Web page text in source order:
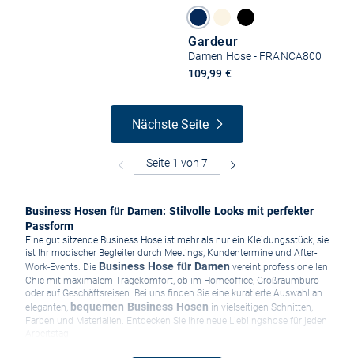
Gardeur
Damen Hose - FRANCA800
109,99 €
Nächste Seite
Business Hosen für Damen: Stilvolle Looks mit perfekter
Passform
Eine gut sitzende Business Hose ist mehr als nur ein Kleidungsstück, sie
ist Ihr modischer Begleiter durch Meetings, Kundentermine und After-
Work-Events. Die Business Hose für Damen vereint professionellen
Chic mit maximalem Tragekomfort, ob im Homeoffice, Großraumbüro
oder auf Geschäftsreisen. Bei uns finden Sie eine kuratierte Auswahl an
eleganten, bequemen Business Hosen in vielseitigen Schnitten,
Farben und Materialien. Entdecken Sie Ihre neue Lieblingshose für jeden